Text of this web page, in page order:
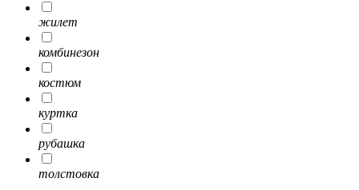
жилет
комбинезон
костюм
куртка
рубашка
толстовка